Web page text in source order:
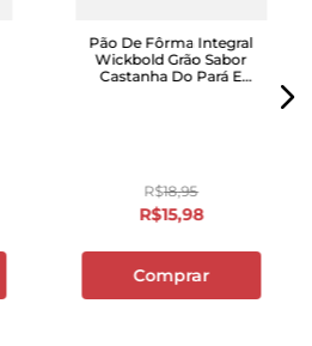
Pão De Fôrma Integral
Wickbold Grão Sabor
Castanha Do Pará E
R$18,95
R$15,98
Comprar